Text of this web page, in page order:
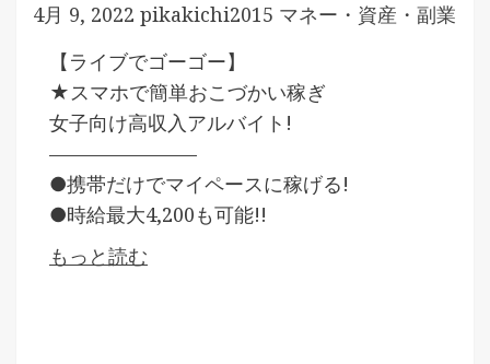
4月 9, 2022 pikakichi2015 マネー・資産・副業
【ライブでゴーゴー】
★スマホで簡単おこづかい稼ぎ
女子向け高収入アルバイト!
———————–
●携帯だけでマイペースに稼げる!
●時給最大4,200も可能!!
もっと読む